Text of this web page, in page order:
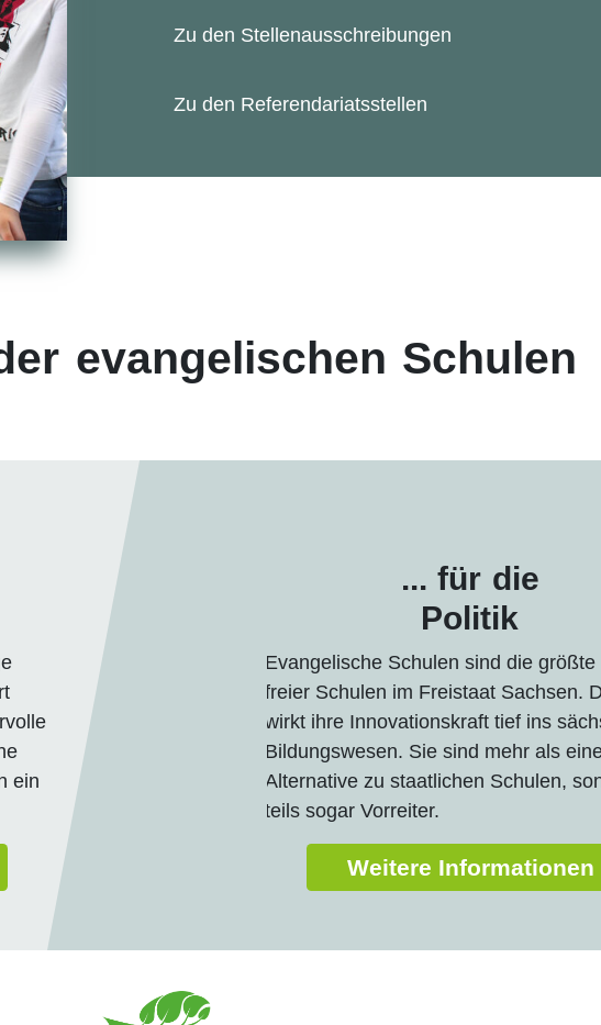
Zu den Stellenausschreibungen
Zu den Referendariatsstellen
evangelischen Schulen
ein
... für die
Politik
Evangelische Schulen sind die größte
freier Schulen im Freistaat Sachsen.
wirkt ihre Innovationskraft tief ins
Bildungswesen. Sie sind mehr als
Alternative zu staatlichen Schulen,
teils sogar Vorreiter.
Weitere Informationen